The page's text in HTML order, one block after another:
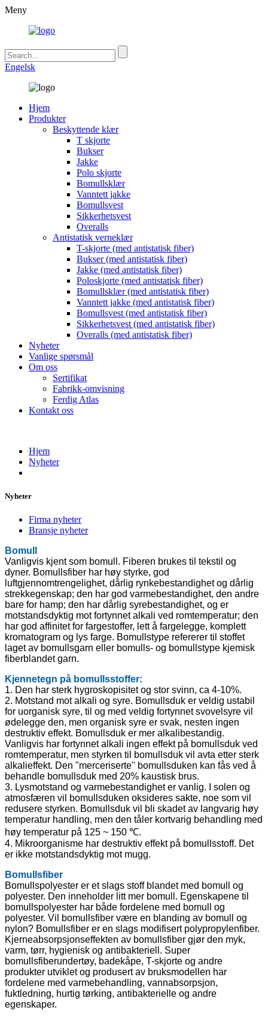
Meny
Engelsk
Hjem
Produkter
Beskyttende klær
T skjorte
Bukser
Jakke
Polo skjorte
Bomullsklær
Vanntett jakke
Bomullsvest
Sikkerhetsvest
Overalls
Antistatisk verneklær
T-skjorte (med antistatisk fiber)
Bukser (med antistatisk fiber)
Jakke (med antistatisk fiber)
Poloskjorte (med antistatisk fiber)
Bomullsklær (med antistatisk fiber)
Vanntett jakke (med antistatisk fiber)
Bomullsvest (med antistatisk fiber)
Sikkerhetsvest (med antistatisk fiber)
Overalls (med antistatisk fiber)
Nyheter
Vanlige spørsmål
Om oss
Sertifikat
Fabrikk-omvisning
Ferdig Atlas
Kontakt oss
Hjem
Nyheter
Nyheter
Firma nyheter
Bransje nyheter
Bomull
Vanligvis kjent som bomull. Fiberen brukes til tekstil og
dyner. Bomullsfiber har høy styrke, god
luftgjennomtrengelighet, dårlig rynkebestandighet og dårlig
strekkegenskap; den har god varmebestandighet, den andre
bare for hamp; den har dårlig syrebestandighet, og er
motstandsdyktig mot fortynnet alkali ved romtemperatur; den
har god affinitet for fargestoffer, lett å fargelegge, komplett
kromatogram og lys farge. Bomullstype refererer til stoffet
laget av bomullsgarn eller bomulls- og bomullstype kjemisk
fiberblandet garn.
Kjennetegn på bomullsstoffer:
1. Den har sterk hygroskopisitet og stor svinn, ca 4-10%.
2. Motstand mot alkali og syre. Bomullsduk er veldig ustabil
for uorganisk syre, til og med veldig fortynnet svovelsyre vil
ødelegge den, men organisk syre er svak, nesten ingen
destruktiv effekt. Bomullsduk er mer alkalibestandig.
Vanligvis har fortynnet alkali ingen effekt på bomullsduk ved
romtemperatur, men styrken til bomullsduk vil avta etter sterk
alkalieffekt. Den "merceriserte" bomullsduken kan fås ved å
behandle bomullsduk med 20% kaustisk brus.
3. Lysmotstand og varmebestandighet er vanlig. I solen og
atmosfæren vil bomullsduken oksideres sakte, noe som vil
redusere styrken. Bomullsduk vil bli skadet av langvarig høy
temperatur handling, men den tåler kortvarig behandling med
høy temperatur på 125 ~ 150 ℃.
4. Mikroorganisme har destruktiv effekt på bomullsstoff. Det
er ikke motstandsdyktig mot mugg.
Bomullsfiber
Bomullspolyester er et slags stoff blandet med bomull og
polyester. Den inneholder litt mer bomull. Egenskapene til
bomullspolyester har både fordelene med bomull og
polyester. Vil bomullsfiber være en blanding av bomull og
nylon? Bomullsfiber er en slags modifisert polypropylenfiber.
Kjerneabsorpsjonseffekten av bomullsfiber gjør den myk,
varm, tørr, hygienisk og antibakteriell. Super
bomullsfiberundertøy, badekåpe, T-skjorte og andre
produkter utviklet og produsert av bruksmodellen har
fordelene med varmebehandling, vannabsorpsjon,
fuktledning, hurtig tørking, antibakterielle og andre
egenskaper.